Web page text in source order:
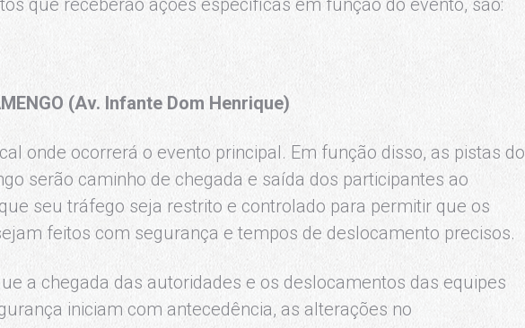
que receberão ações específicas em função do evento, são:
(Av. Infante Dom Henrique)
onde ocorrerá o evento principal. Em função disso, as pistas do
serão caminho de chegada e saída dos participantes ao
seu tráfego seja restrito e controlado para permitir que os
feitos com segurança e tempos de deslocamento precisos.
a chegada das autoridades e os deslocamentos das equipes
iniciam com antecedência, as alterações no